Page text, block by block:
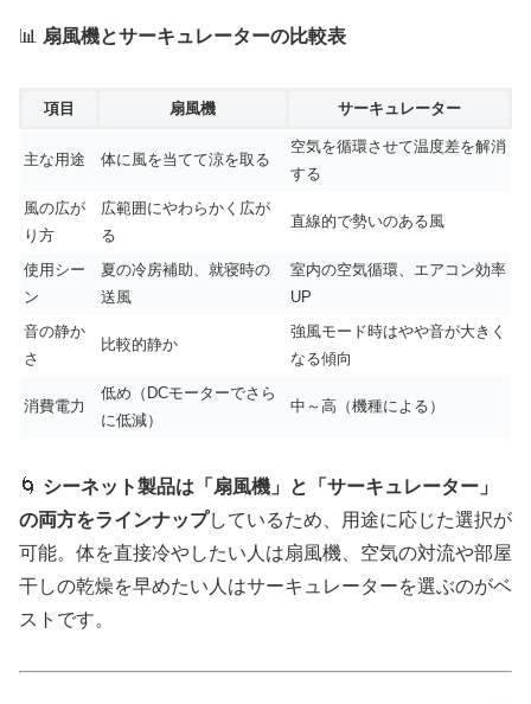
📊 扇風機とサーキュレーターの比較表
項目 扇風機 サーキュレーター
主な用途 体に風を当てて涼を取る
空気を循環させて温度差を解消
する
風の広が
り方
広範囲にやわらかく広が
る
直線的で勢いのある風
使用シー
ン
夏の冷房補助、就寝時の
送風
室内の空気循環、エアコン効率
UP
音の静か
さ
比較的静か
強風モード時はやや音が大きく
なる傾向
消費電力
低め（DCモーターでさら
に低減）
中～高（機種による）
🌀 シーネット製品は「扇風機」と「サーキュレーター」
の両方をラインナップしているため、用途に応じた選択が
可能。体を直接冷やしたい人は扇風機、空気の対流や部屋
干しの乾燥を早めたい人はサーキュレーターを選ぶのがベ
ストです。